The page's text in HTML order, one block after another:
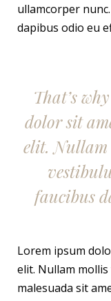
ullamcorper
dapibus odio eu
That’s
dolor sit
elit. Nullam
faucibus
Lorem ipsum
elit. Nullam
malesuada sit